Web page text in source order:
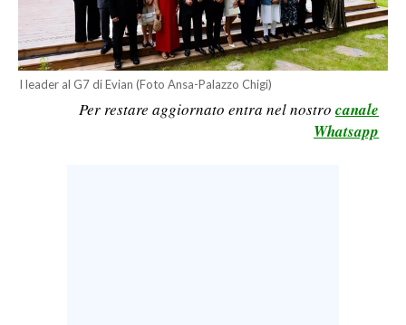
BANDI
SPORT IN SARDEGNA
I leader al G7 di Evian (Foto Ansa-Palazzo Chigi)
Per restare aggiornato entra nel nostro canale
Whatsapp